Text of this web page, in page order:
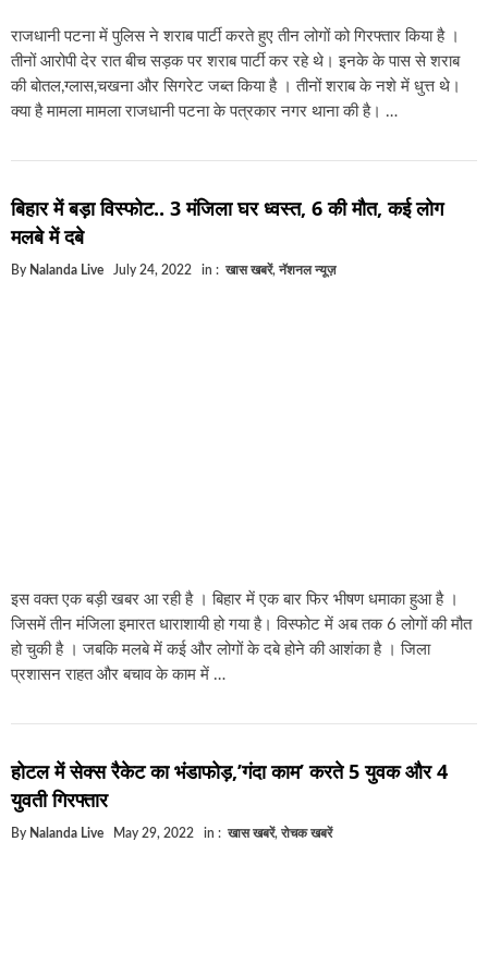
राजधानी पटना में पुलिस ने शराब पार्टी करते हुए तीन लोगों को गिरफ्तार किया है ।
तीनों आरोपी देर रात बीच सड़क पर शराब पार्टी कर रहे थे। इनके के पास से शराब
की बोतल,ग्लास,चखना और सिगरेट जब्त किया है । तीनों शराब के नशे में धुत्त थे।
क्या है मामला मामला राजधानी पटना के पत्रकार नगर थाना की है। …
बिहार में बड़ा विस्फोट.. 3 मंजिला घर ध्वस्त, 6 की मौत, कई लोग
मलबे में दबे
By Nalanda Live July 24, 2022 in : खास खबरें, नॅशनल न्यूज़
इस वक्त एक बड़ी खबर आ रही है । बिहार में एक बार फिर भीषण धमाका हुआ है ।
जिसमें तीन मंजिला इमारत धाराशायी हो गया है। विस्फोट में अब तक 6 लोगों की मौत
हो चुकी है । जबकि मलबे में कई और लोगों के दबे होने की आशंका है । जिला
प्रशासन राहत और बचाव के काम में …
होटल में सेक्स रैकेट का भंडाफोड़,’गंदा काम’ करते 5 युवक और 4
युवती गिरफ्तार
By Nalanda Live May 29, 2022 in : खास खबरें, रोचक खबरें